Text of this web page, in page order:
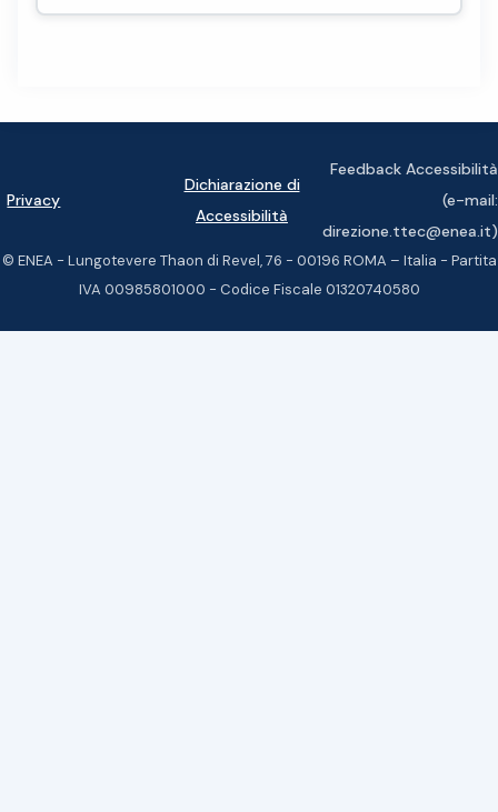
Privacy
Dichiarazione di
Accessibilità
Feedback Accessibilità
(e-mail:
direzione.ttec@enea.it)
© ENEA - Lungotevere Thaon di Revel, 76 - 00196 ROMA – Italia - Partita
IVA 00985801000 - Codice Fiscale 01320740580